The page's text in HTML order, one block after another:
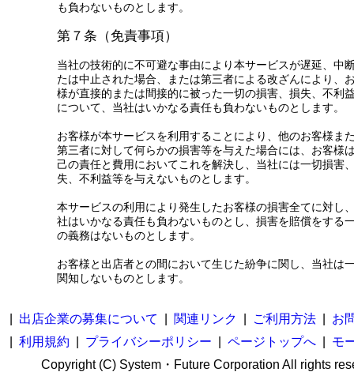
も負わないものとします。
第７条（免責事項）
当社の技術的に不可避な事由により本サービスが遅延、中
たは中止された場合、または第三者による改ざんにより、
様が直接的または間接的に被った一切の損害、損失、不利
について、当社はいかなる責任も負わないものとします。
お客様が本サービスを利用することにより、他のお客様ま
第三者に対して何らかの損害等を与えた場合には、お客様
己の責任と費用においてこれを解決し、当社には一切損害
失、不利益等を与えないものとします。
本サービスの利用により発生したお客様の損害全てに対し
社はいかなる責任も負わないものとし、損害を賠償をする
の義務はないものとします。
お客様と出店者との間において生じた紛争に関し、当社は
関知しないものとします。
出店企業の募集について 関連リンク ご利用方法
お
利用規約 プライバシーポリシー ページトップへ
モ
Copyright (C) System・Future Corporation All rights